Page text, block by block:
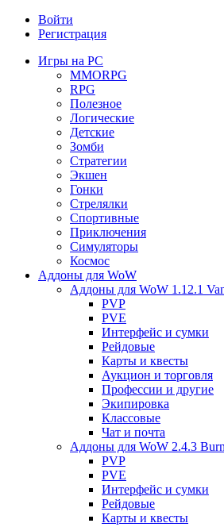
Войти
Регистрация
Игры на PC
MMORPG
RPG
Полезное
Логические
Детские
Зомби
Стратегии
Экшен
Гонки
Стрелялки
Спортивные
Приключения
Симуляторы
Космос
Аддоны для WoW
Аддоны для WoW 1.12.1
PVP
PVE
Интерфейс и сумки
Рейдовые
Карты и квесты
Аукцион и торговля
Профессии и другие
Экипировка
Классовые
Чат и почта
Аддоны для WoW 2.4.3
PVP
PVE
Интерфейс и сумки
Рейдовые
Карты и квесты